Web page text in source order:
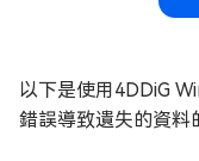
以下是使用4DDiG
錯誤導致遺失的資料